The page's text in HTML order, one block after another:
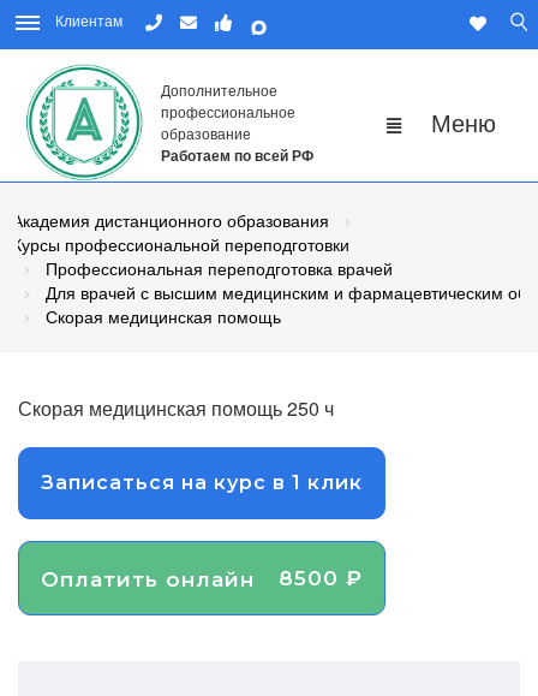
Клиентам
Дополнительное
профессиональное
образование
Работаем по всей РФ
Академия дистанционного образования
Курсы профессиональной переподготовки
Профессиональная переподготовка врачей
Для врачей с высшим медицинским и фармацевтическим
Скорая медицинская помощь
Скорая медицинская помощь 250 ч
Записаться на курс в 1 клик
Оплатить онлайн 8500 ₽